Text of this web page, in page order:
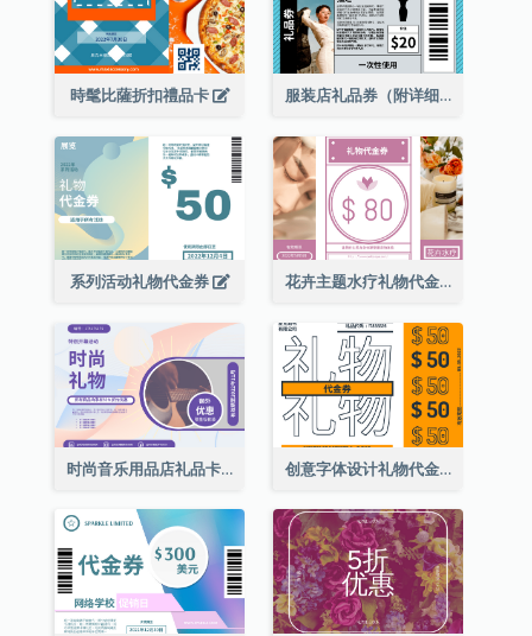
時髦比薩折扣禮品卡 服装店礼品券（附详细资讯）
系列活动礼物代金券 花卉主题水疗礼物代金券
时尚音乐用品店礼品卡 创意字体设计礼物代金券